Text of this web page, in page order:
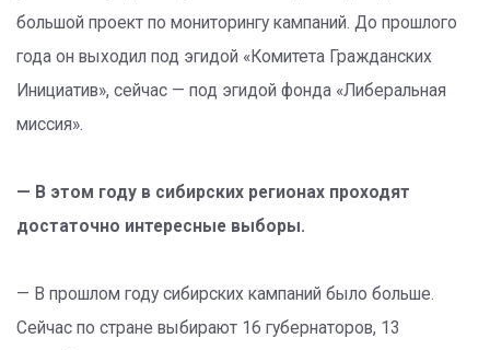
большой проект по мониторингу кампаний. До прошлого
года он выходил под эгидой «Комитета Гражданских
Инициатив», сейчас — под эгидой фонда «Либеральная
миссия».
— В этом году в сибирских регионах проходят
достаточно интересные выборы.
— В прошлом году сибирских кампаний было больше.
Сейчас по стране выбирают 16 губернаторов, 13